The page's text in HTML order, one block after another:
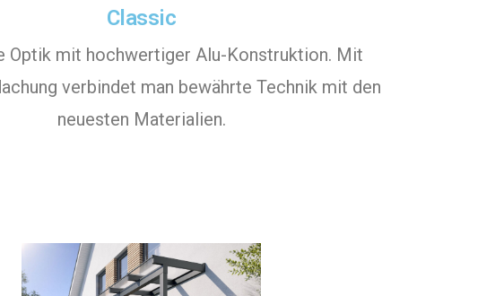
Classic
Optik mit hochwertiger Alu-Konstruktion. Mit
verbindet man bewährte Technik mit den
neuesten Materialien.